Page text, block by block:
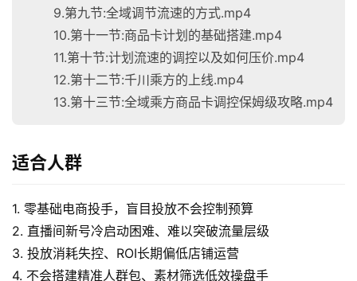
9.第九节:全域调节流速的方式.mp4
10.第十一节:商品卡计划的基础搭建.mp4
11.第十节:计划流速的调控以及如何压价.mp4
12.第十二节:千川乘方的上线.mp4
13.第十三节:全域乘方商品卡调控保姆级攻略.mp4
适合人群
1. 零基础电商投手，盲目投放不会控制预算
2. 直播间新号冷启动困难、难以突破流量层级
3. 投放消耗失控、ROI长期偏低店铺运营
4. 不会搭建精准人群包、素材筛选低效操盘手